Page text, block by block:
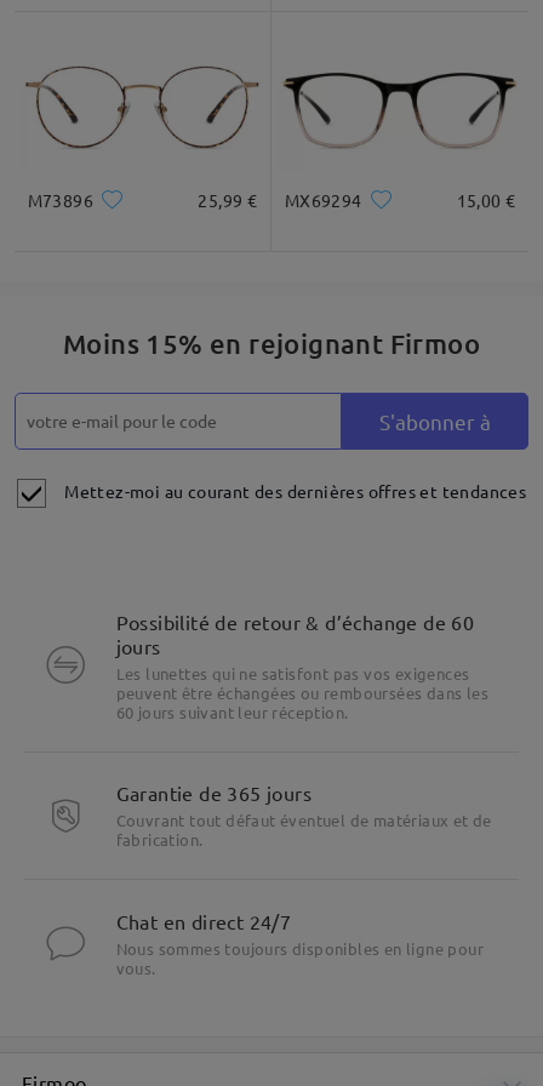
Votre conseiller clientèle dédié vous contactera
par e-mail dans les 24 heures en semaine et dans
les 48 heures le week-end. Pensez à vérifier votre
commentaires
Rédiger un avis
M73896 25,99 € MX69294 15,00 €
Moins 15% en rejoignant Firmoo
S'abonner à
Mettez-moi au courant des dernières offres et tendances
Possibilité de retour & d’échange de 60
jours
Les lunettes qui ne satisfont pas vos exigences
peuvent être échangées ou remboursées dans les
60 jours suivant leur réception.
Garantie de 365 jours
Couvrant tout défaut éventuel de matériaux et de
fabrication.
Chat en direct 24/7
Nous sommes toujours disponibles en ligne pour
vous.